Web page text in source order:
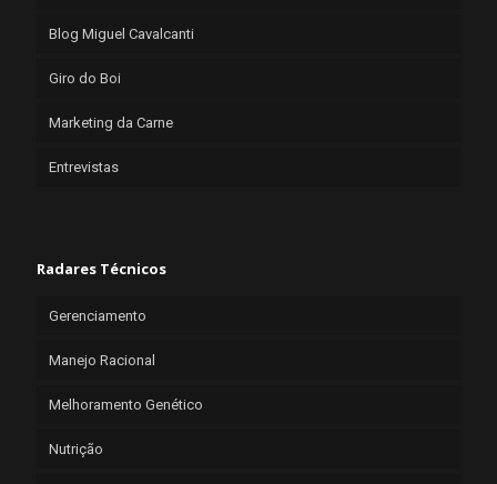
Blog Miguel Cavalcanti
Giro do Boi
Marketing da Carne
Entrevistas
Radares Técnicos
Gerenciamento
Manejo Racional
Melhoramento Genético
Nutrição